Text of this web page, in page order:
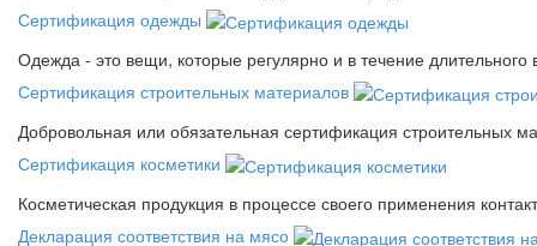
Сертификация одежды
Одежда - это вещи, которые регулярно и в течение
Сертификация строительных материалов
Добровольная или обязательная сертификация строительных
Сертификация косметики
Косметическая продукция в процессе своего применения
Декларация соответствия на мясо